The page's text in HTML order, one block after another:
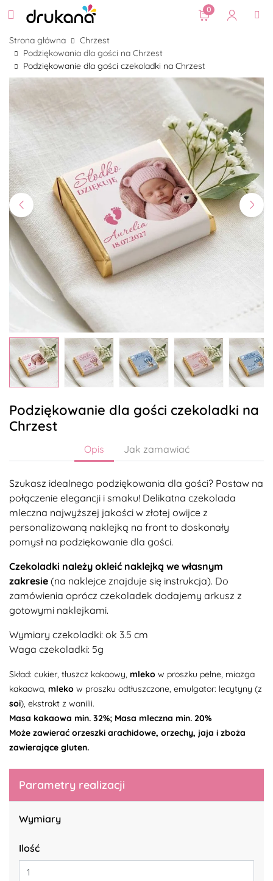
0
Strona główna
Chrzest
Podziękowania dla gości na Chrzest
Podziękowanie dla gości czekoladki na Chrzest
Podziękowanie dla gości czekoladki na
Chrzest
Opis Jak zamawiać
Szukasz idealnego podziękowania dla gości? Postaw na
połączenie elegancji i smaku! Delikatna czekolada
mleczna najwyższej jakości w złotej owijce z
personalizowaną naklejką na front to doskonały
pomysł na podziękowanie dla gości.
Czekoladki należy okleić naklejką we własnym
zakresie (na naklejce znajduje się instrukcja). Do
zamówienia oprócz czekoladek dodajemy arkusz z
gotowymi naklejkami.
Wymiary czekoladki: ok 3.5 cm
Waga czekoladki: 5g
Skład: cukier, tłuszcz kakaowy, mleko w proszku pełne, miazga
kakaowa, mleko w proszku odtłuszczone, emulgator: lecytyny (z
soi), ekstrakt z wanilii.
Masa kakaowa min. 32%; Masa mleczna min. 20%
Może zawierać orzeszki arachidowe, orzechy, jaja i zboża
zawierające gluten.
Parametry realizacji
Wymiary
Ilość